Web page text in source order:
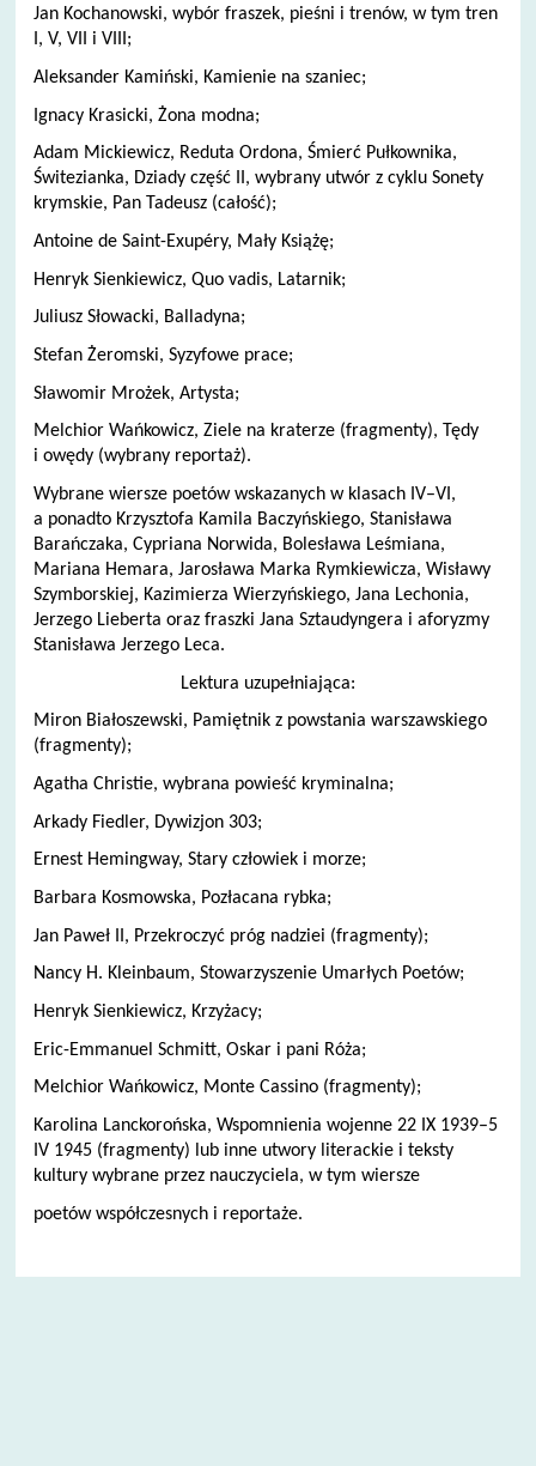
Jan Kochanowski, wybór fraszek, pieśni i trenów, w tym tren
I, V, VII i VIII;
Aleksander Kamiński, Kamienie na szaniec;
Ignacy Krasicki, Żona modna;
Adam Mickiewicz, Reduta Ordona, Śmierć Pułkownika,
Świtezianka, Dziady część II, wybrany utwór z cyklu Sonety
krymskie, Pan Tadeusz (całość);
Antoine de Saint-Exupéry, Mały Książę;
Henryk Sienkiewicz, Quo vadis, Latarnik;
Juliusz Słowacki, Balladyna;
Stefan Żeromski, Syzyfowe prace;
Sławomir Mrożek, Artysta;
Melchior Wańkowicz, Ziele na kraterze (fragmenty), Tędy
i owędy (wybrany reportaż).
Wybrane wiersze poetów wskazanych w klasach IV–VI,
a ponadto Krzysztofa Kamila Baczyńskiego, Stanisława
Barańczaka, Cypriana Norwida, Bolesława Leśmiana,
Mariana Hemara, Jarosława Marka Rymkiewicza, Wisławy
Szymborskiej, Kazimierza Wierzyńskiego, Jana Lechonia,
Jerzego Lieberta oraz fraszki Jana Sztaudyngera i aforyzmy
Stanisława Jerzego Leca.
Lektura uzupełniająca:
Miron Białoszewski, Pamiętnik z powstania warszawskiego
(fragmenty);
Agatha Christie, wybrana powieść kryminalna;
Arkady Fiedler, Dywizjon 303;
Ernest Hemingway, Stary człowiek i morze;
Barbara Kosmowska, Pozłacana rybka;
Jan Paweł II, Przekroczyć próg nadziei (fragmenty);
Nancy H. Kleinbaum, Stowarzyszenie Umarłych Poetów;
Henryk Sienkiewicz, Krzyżacy;
Eric-Emmanuel Schmitt, Oskar i pani Róża;
Melchior Wańkowicz, Monte Cassino (fragmenty);
Karolina Lanckorońska, Wspomnienia wojenne 22 IX 1939–5
IV 1945 (fragmenty) lub inne utwory literackie i teksty
kultury wybrane przez nauczyciela, w tym wiersze
poetów współczesnych i reportaże.